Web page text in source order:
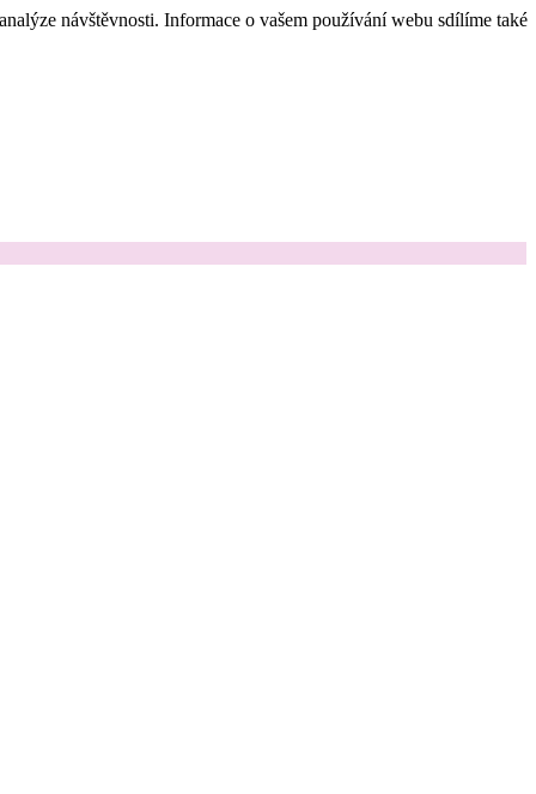
návštěvnosti. Informace o vašem používání webu sdílíme také